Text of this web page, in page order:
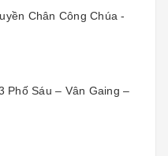
Chân Công Chúa -
Phố Sáu – Vân Gaing –